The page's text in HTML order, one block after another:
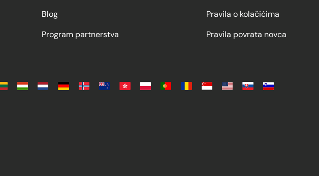
Blog
Program partnerstva
Pravila o kolačićima
Pravila povrata novca